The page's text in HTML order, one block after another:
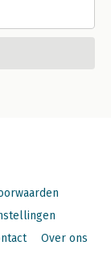
Over ons